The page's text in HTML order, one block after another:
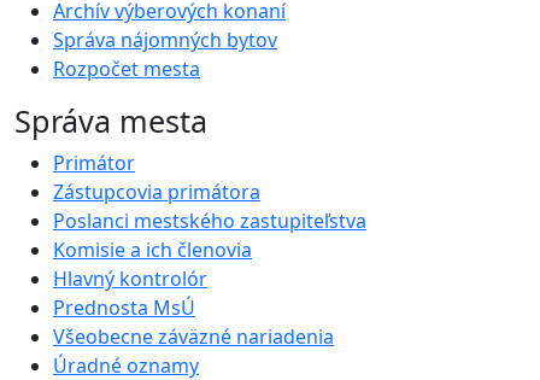
Archív výberových konaní
Správa nájomných bytov
Rozpočet mesta
Správa mesta
Primátor
Zástupcovia primátora
Poslanci mestského zastupiteľstva
Komisie a ich členovia
Hlavný kontrolór
Prednosta MsÚ
Všeobecne záväzné nariadenia
Úradné oznamy